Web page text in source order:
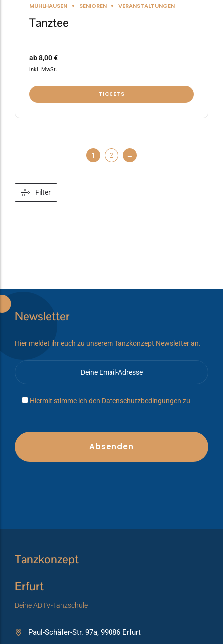
MÜHLHAUSEN SENIOREN VERANSTALTUNGEN
Tanztee
ab8,00€
inkl. MwSt.
TICKETS
1 2 →
Filter
Newsletter
Hier meldet ihr euch zu unserem Tanzkonzept Newsletter an.
Hiermit stimme ich den Datenschutzbedingungen zu
Tanzkonzept
Erfurt
Deine ADTV-Tanzschule
Paul-Schäfer-Str. 97a, 99086 Erfurt